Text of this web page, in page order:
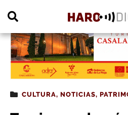
CULTURA, NOTICIAS,